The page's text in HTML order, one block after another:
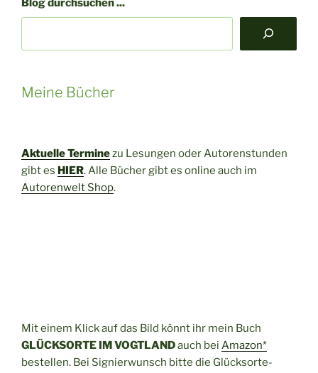
Winter
–
ist
wert“
Blog durchsuchen ...
Meine Bücher
Aktuelle Terminezu Lesungen oder Autorenstunden
gibt es HIER. Alle Bücher gibt es online auch im
Autorenwelt Shop.
Mit einem Klick auf das Bild könnt ihr mein Buch
GLÜCKSORTE IM VOGTLANDauch bei Amazon*
bestellen. Bei Signierwunsch bitte die Glücksorte-